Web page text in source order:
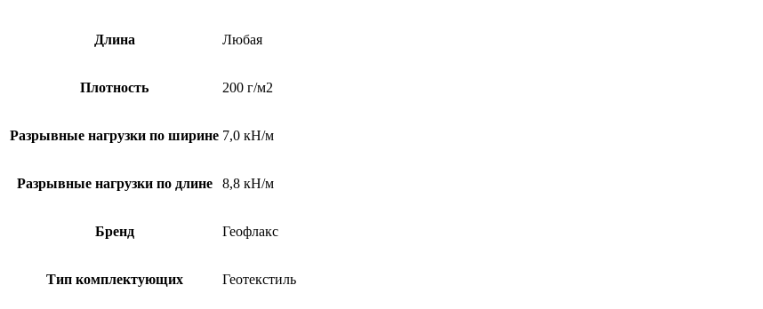
Длина Любая
Плотность 200 г/м2
Разрывные нагрузки по ширине 7,0 кН/м
Разрывные нагрузки по длине 8,8 кН/м
Бренд Геофлакс
Тип комплектующих Геотекстиль